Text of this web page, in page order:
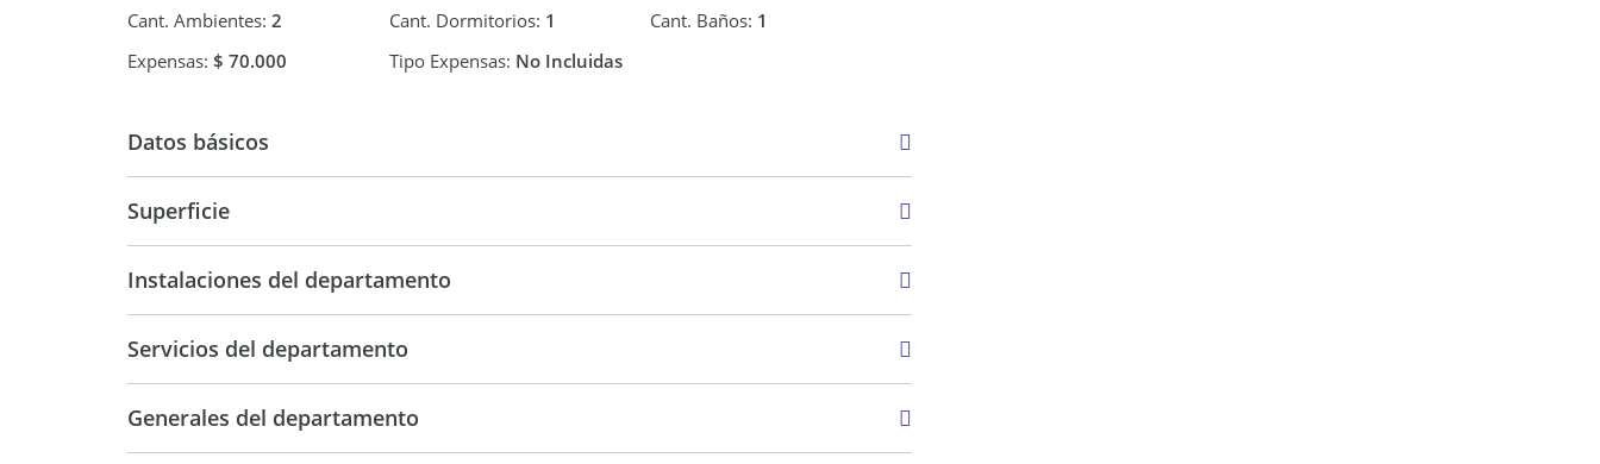
Cant. Ambientes: 2 Cant. Dormitorios: 1 Cant. Baños: 1
Expensas: $ 70.000 Tipo Expensas: No Incluidas
Datos básicos
Departamento
Superficie
Instalaciones del departamento
Servicios del departamento
Generales del departamento